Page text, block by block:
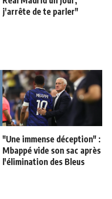
j'arrête de te parler"
"Une immense déception" :
Mbappé vide son sac après
l'élimination des Bleus